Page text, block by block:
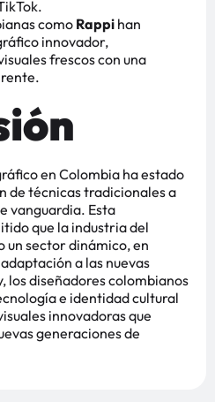
como Rappi han
innovador,
frescos con una
en Colombia ha estado
de técnicas tradicionales a
vanguardia. Esta
que la industria del
un sector dinámico, en
a las nuevas
los diseñadores colombianos
e identidad cultural
innovadoras que
generaciones de